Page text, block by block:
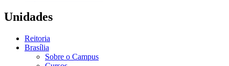
Unidades
Reitoria
Brasília
Sobre o Campus